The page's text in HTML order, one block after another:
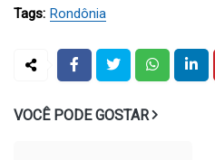
Tags: Rondônia
VOCÊ PODE GOSTAR